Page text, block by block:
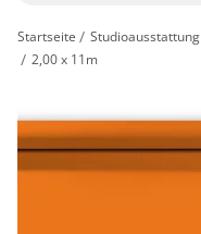
Startseite Studioausstattung
2,00 x 11m